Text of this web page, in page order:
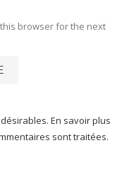
browser for the next
En savoir plus
sont traitées.